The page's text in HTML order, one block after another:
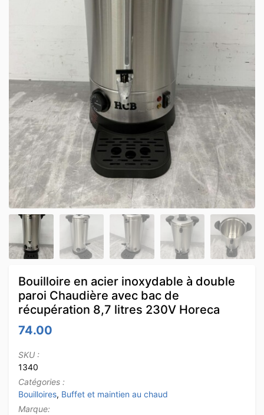
Bouilloire en acier inoxydable à double
paroi Chaudière avec bac de
récupération 8,7 litres 230V Horeca
74.00
SKU :
1340
Catégories :
Bouilloires, Buffet et maintien au chaud
Marque: